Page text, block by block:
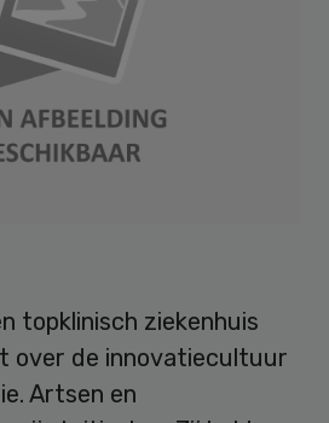
topklinisch ziekenhuis
over de innovatiecultuur
Artsen en